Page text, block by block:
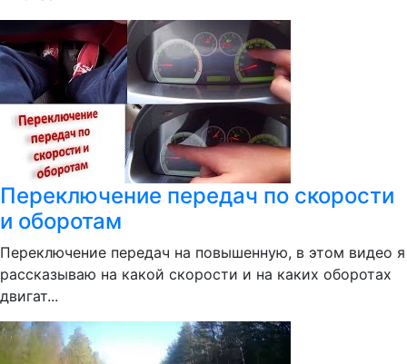
Переключение передач по скорости
и оборотам
Переключение передач на повышенную, в этом видео я
рассказываю на какой скорости и на каких оборотах
двигат...